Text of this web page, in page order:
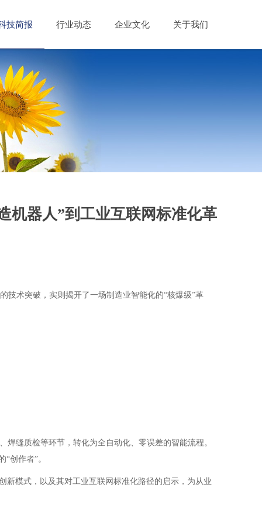
技简报 行业动态 企业文化 关于我们
器人”到工业互联网标准化革
技术突破，实则揭开了一场制造业智能化的“核爆级”革
缝质检等环节，转化为全自动化、零误差的智能流程。
创作者”。
新模式，以及其对工业互联网标准化路径的启示，为从业